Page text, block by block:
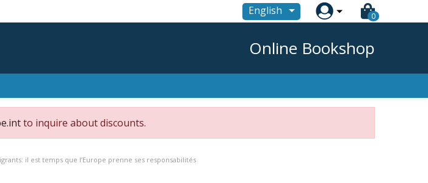
English  0
Online Bookshop
to inquire about discounts.
il est temps que l’Europe prenne ses responsabilités